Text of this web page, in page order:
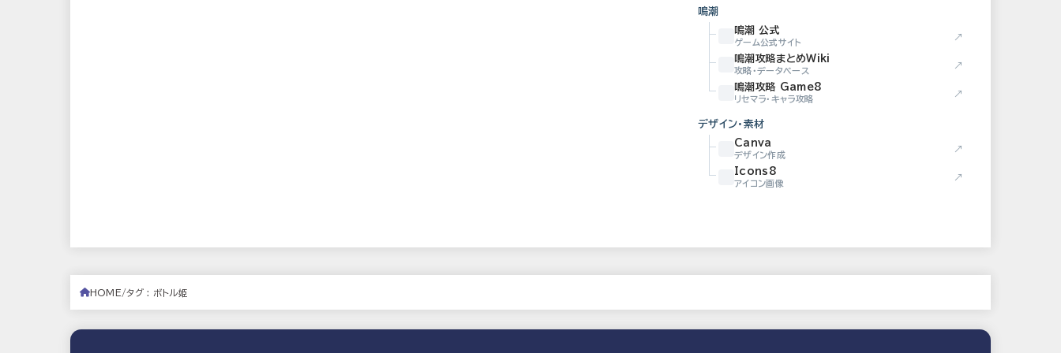
鳴潮
鳴潮 公式
ゲーム公式サイト
↗
鳴潮攻略まとめWiki
攻略・データベース
↗
鳴潮攻略 Game8
リセマラ・キャラ攻略
↗
デザイン・素材
Canva
デザイン作成
↗
Icons8
アイコン画像
↗
HOME タグ : ボトル姫